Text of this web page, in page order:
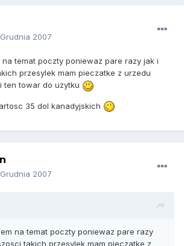
2007
temat poczty poniewaz pare razy jak i
przesylek mam pieczatke z urzedu
ten towar do uzytku
35 dol kanadyjskich
2007
na temat poczty poniewaz pare razy
takich przesylek mam pieczatke z